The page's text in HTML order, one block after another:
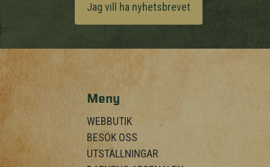
Jag vill ha nyhetsbrevet
Meny
WEBBUTIK
BESÖK OSS
UTSTÄLLNINGAR